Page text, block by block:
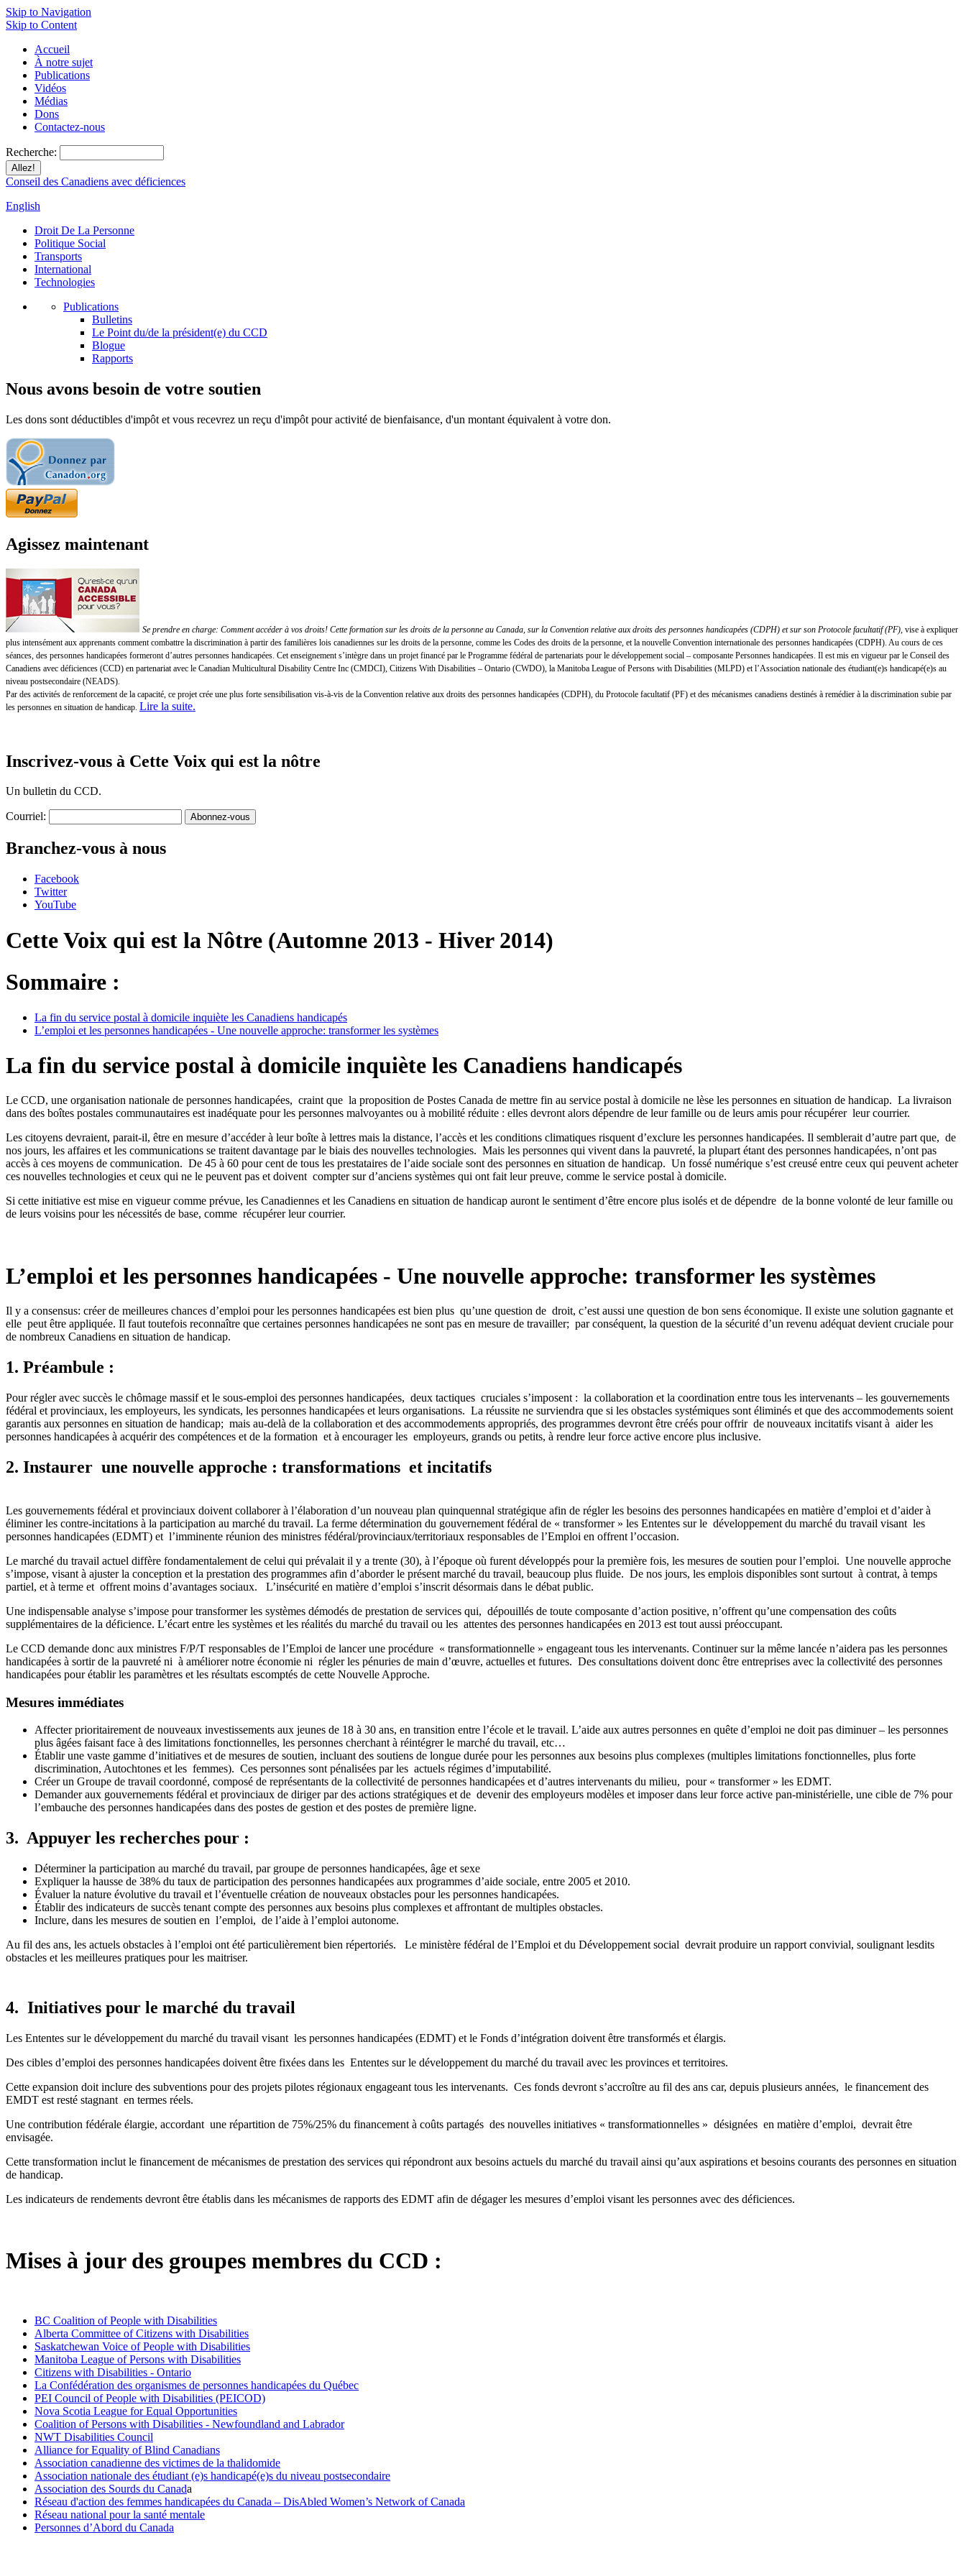
Skip to Navigation
Skip to Content
Accueil
À notre sujet
Publications
Vidéos
Médias
Dons
Contactez-nous
Recherche:
Conseil des Canadiens avec déficiences
English
Droit De La Personne
Politique Social
Transports
International
Technologies
Publications
Bulletins
Le Point du/de la président(e) du CCD
Blogue
Rapports
Nous avons besoin de votre soutien
Les dons sont déductibles d'impôt et vous recevrez un reçu d'impôt pour activité de bienfaisance, d'un montant équivalent à votre don.
Agissez maintenant
Se prendre en charge: Comment accéder à vos droits! Cette formation sur les droits de la personne au Canada, sur la Convention relative aux droits des personnes handicapées (CDPH) et sur son Protocole facultatif (PF) , vise à expliquer
plus intensément aux apprenants comment combattre la discrimination à partir des familières lois canadiennes sur les droits de la personne, comme les Codes des droits de la personne, et la nouvelle Convention internationale des personnes handicapées (CDPH). Au cours de ces
séances, des personnes handicapées formeront d’autres personnes handicapées. Cet enseignement s’intègre dans un projet financé par le Programme fédéral de partenariats pour le développement social – composante Personnes handicapées. Il est mis en vigueur par le Conseil des
Canadiens avec déficiences (CCD) en partenariat avec le Canadian Multicultural Disability Centre Inc (CMDCI), Citizens With Disabilities – Ontario (CWDO), la Manitoba League of Persons with Disabilities (MLPD) et l’Association nationale des étudiant(e)s handicapé(e)s au
niveau postsecondaire (NEADS).
Par des activités de renforcement de la capacité, ce projet crée une plus forte sensibilisation vis-à-vis de la Convention relative aux droits des personnes handicapées (CDPH), du Protocole facultatif (PF) et des mécanismes canadiens destinés à remédier à la discrimination subie par
les personnes en situation de handicap. Lire la suite.
Inscrivez-vous à Cette Voix qui est la nôtre
Un bulletin du CCD.
Courriel:
Branchez-vous à nous
Facebook
Twitter
YouTube
Cette Voix qui est la Nôtre (Automne 2013 - Hiver 2014)
Sommaire :
La fin du service postal à domicile inquiète les Canadiens handicapés
L’emploi et les personnes handicapées - Une nouvelle approche: transformer les systèmes
La fin du service postal à domicile inquiète les Canadiens handicapés
Le CCD, une organisation nationale de personnes handicapées, craint que la proposition de Postes Canada de mettre fin au service postal à domicile ne lèse les personnes en situation de handicap. La livraison
dans des boîtes postales communautaires est inadéquate pour les personnes malvoyantes ou à mobilité réduite : elles devront alors dépendre de leur famille ou de leurs amis pour récupérer leur courrier.
Les citoyens devraient, parait-il, être en mesure d’accéder à leur boîte à lettres mais la distance, l’accès et les conditions climatiques risquent d’exclure les personnes handicapées. Il semblerait d’autre part que, de
nos jours, les affaires et les communications se traitent davantage par le biais des nouvelles technologies. Mais les personnes qui vivent dans la pauvreté, la plupart étant des personnes handicapées, n’ont pas
accès à ces moyens de communication. De 45 à 60 pour cent de tous les prestataires de l’aide sociale sont des personnes en situation de handicap. Un fossé numérique s’est creusé entre ceux qui peuvent acheter
ces nouvelles technologies et ceux qui ne le peuvent pas et doivent compter sur d’anciens systèmes qui ont fait leur preuve, comme le service postal à domicile.
Si cette initiative est mise en vigueur comme prévue, les Canadiennes et les Canadiens en situation de handicap auront le sentiment d’être encore plus isolés et de dépendre de la bonne volonté de leur famille ou
de leurs voisins pour les nécessités de base, comme récupérer leur courrier.
L’emploi et les personnes handicapées - Une nouvelle approche: transformer les systèmes
Il y a consensus: créer de meilleures chances d’emploi pour les personnes handicapées est bien plus qu’une question de droit, c’est aussi une question de bon sens économique. Il existe une solution gagnante et
elle peut être appliquée. Il faut toutefois reconnaître que certaines personnes handicapées ne sont pas en mesure de travailler; par conséquent, la question de la sécurité d’un revenu adéquat devient cruciale pour
de nombreux Canadiens en situation de handicap.
1. Préambule :
Pour régler avec succès le chômage massif et le sous-emploi des personnes handicapées, deux tactiques cruciales s’imposent : la collaboration et la coordination entre tous les intervenants – les gouvernements
fédéral et provinciaux, les employeurs, les syndicats, les personnes handicapées et leurs organisations. La réussite ne surviendra que si les obstacles systémiques sont éliminés et que des accommodements soient
garantis aux personnes en situation de handicap; mais au-delà de la collaboration et des accommodements appropriés, des programmes devront être créés pour offrir de nouveaux incitatifs visant à aider les
personnes handicapées à acquérir des compétences et de la formation et à encourager les employeurs, grands ou petits, à rendre leur force active encore plus inclusive.
2. Instaurer une nouvelle approche : transformations et incitatifs
Les gouvernements fédéral et provinciaux doivent collaborer à l’élaboration d’un nouveau plan quinquennal stratégique afin de régler les besoins des personnes handicapées en matière d’emploi et d’aider à
éliminer les contre-incitations à la participation au marché du travail. La ferme détermination du gouvernement fédéral de « transformer » les Ententes sur le développement du marché du travail visant les
personnes handicapées (EDMT) et l’imminente réunion des ministres fédéral/provinciaux/territoriaux responsables de l’Emploi en offrent l’occasion.
Le marché du travail actuel diffère fondamentalement de celui qui prévalait il y a trente (30), à l’époque où furent développés pour la première fois, les mesures de soutien pour l’emploi. Une nouvelle approche
s’impose, visant à ajuster la conception et la prestation des programmes afin d’aborder le présent marché du travail, beaucoup plus fluide. De nos jours, les emplois disponibles sont surtout à contrat, à temps
partiel, et à terme et offrent moins d’avantages sociaux. L’insécurité en matière d’emploi s’inscrit désormais dans le débat public.
Une indispensable analyse s’impose pour transformer les systèmes démodés de prestation de services qui, dépouillés de toute composante d’action positive, n’offrent qu’une compensation des coûts
supplémentaires de la déficience. L’écart entre les systèmes et les réalités du marché du travail ou les attentes des personnes handicapées en 2013 est tout aussi préoccupant.
Le CCD demande donc aux ministres F/P/T responsables de l’Emploi de lancer une procédure « transformationnelle » engageant tous les intervenants. Continuer sur la même lancée n’aidera pas les personnes
handicapées à sortir de la pauvreté ni à améliorer notre économie ni régler les pénuries de main d’œuvre, actuelles et futures. Des consultations doivent donc être entreprises avec la collectivité des personnes
handicapées pour établir les paramètres et les résultats escomptés de cette Nouvelle Approche.
Mesures immédiates
Affecter prioritairement de nouveaux investissements aux jeunes de 18 à 30 ans, en transition entre l’école et le travail. L’aide aux autres personnes en quête d’emploi ne doit pas diminuer – les personnes
plus âgées faisant face à des limitations fonctionnelles, les personnes cherchant à réintégrer le marché du travail, etc…
Établir une vaste gamme d’initiatives et de mesures de soutien, incluant des soutiens de longue durée pour les personnes aux besoins plus complexes (multiples limitations fonctionnelles, plus forte
discrimination, Autochtones et les femmes). Ces personnes sont pénalisées par les actuels régimes d’imputabilité.
Créer un Groupe de travail coordonné, composé de représentants de la collectivité de personnes handicapées et d’autres intervenants du milieu, pour « transformer » les EDMT.
Demander aux gouvernements fédéral et provinciaux de diriger par des actions stratégiques et de devenir des employeurs modèles et imposer dans leur force active pan-ministérielle, une cible de 7% pour
l’embauche des personnes handicapées dans des postes de gestion et des postes de première ligne.
3. Appuyer les recherches pour :
Déterminer la participation au marché du travail, par groupe de personnes handicapées, âge et sexe
Expliquer la hausse de 38% du taux de participation des personnes handicapées aux programmes d’aide sociale, entre 2005 et 2010.
Évaluer la nature évolutive du travail et l’éventuelle création de nouveaux obstacles pour les personnes handicapées.
Établir des indicateurs de succès tenant compte des personnes aux besoins plus complexes et affrontant de multiples obstacles.
Inclure, dans les mesures de soutien en l’emploi, de l’aide à l’emploi autonome.
Au fil des ans, les actuels obstacles à l’emploi ont été particulièrement bien répertoriés. Le ministère fédéral de l’Emploi et du Développement social devrait produire un rapport convivial, soulignant lesdits
obstacles et les meilleures pratiques pour les maitriser.
4. Initiatives pour le marché du travail
Les Ententes sur le développement du marché du travail visant les personnes handicapées (EDMT) et le Fonds d’intégration doivent être transformés et élargis.
Des cibles d’emploi des personnes handicapées doivent être fixées dans les Ententes sur le développement du marché du travail avec les provinces et territoires.
Cette expansion doit inclure des subventions pour des projets pilotes régionaux engageant tous les intervenants. Ces fonds devront s’accroître au fil des ans car, depuis plusieurs années, le financement des
EMDT est resté stagnant en termes réels.
Une contribution fédérale élargie, accordant une répartition de 75%/25% du financement à coûts partagés des nouvelles initiatives « transformationnelles » désignées en matière d’emploi, devrait être
envisagée.
Cette transformation inclut le financement de mécanismes de prestation des services qui répondront aux besoins actuels du marché du travail ainsi qu’aux aspirations et besoins courants des personnes en situation
de handicap.
Les indicateurs de rendements devront être établis dans les mécanismes de rapports des EDMT afin de dégager les mesures d’emploi visant les personnes avec des déficiences.
Mises à jour des groupes membres du CCD :
BC Coalition of People with Disabilities
Alberta Committee of Citizens with Disabilities
Saskatchewan Voice of People with Disabilities
Manitoba League of Persons with Disabilities
Citizens with Disabilities - Ontario
La Confédération des organismes de personnes handicapées du Québec
PEI Council of People with Disabilities (PEICOD)
Nova Scotia League for Equal Opportunities
Coalition of Persons with Disabilities - Newfoundland and Labrador
NWT Disabilities Council
Alliance for Equality of Blind Canadians
Association canadienne des victimes de la thalidomide
Association nationale des étudiant (e)s handicapé(e)s du niveau postsecondaire
Association des Sourds du Canada
Réseau d'action des femmes handicapées du Canada – DisAbled Women’s Network of Canada
Réseau national pour la santé mentale
Personnes d’Abord du Canada